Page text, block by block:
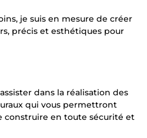
je suis en mesure de créer
précis et esthétiques pour
dans la réalisation des
qui vous permettront
en toute sécurité et